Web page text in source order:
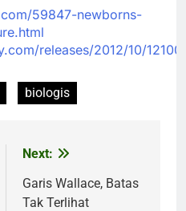
59847-newborns-
releases/2012/10/
biologis
Next:
Garis Wallace, Batas
Tak Terlihat